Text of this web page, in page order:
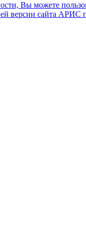
Вы можете
версии сайта АРИС